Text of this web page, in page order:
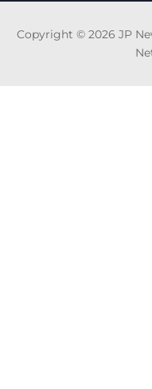
Copyright © 2026 JP